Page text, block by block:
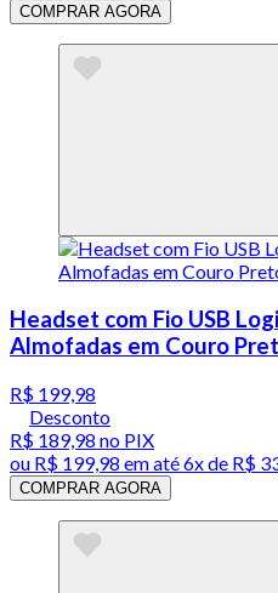
COMPRAR AGORA
Headset com Fio USB
Almofadas em Couro
R$ 199,98
Desconto
R$ 189,98 no PIX
ou R$ 199,98 em até6x de R$
COMPRAR AGORA